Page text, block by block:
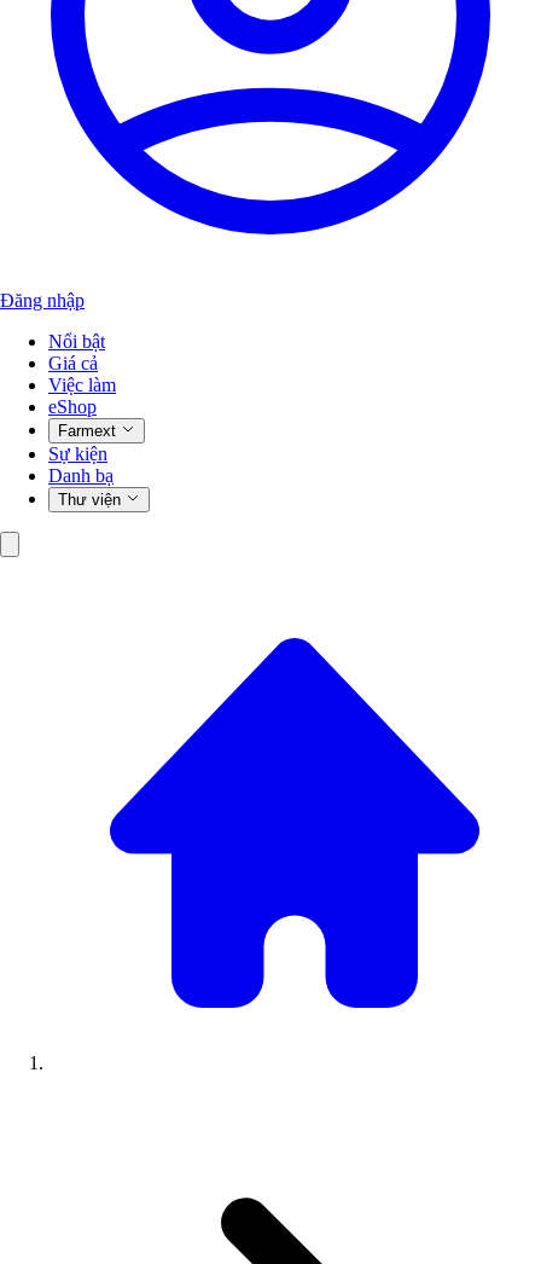
Đăng nhập
Nổi bật
Giá cả
Việc làm
eShop
Farmext
Sự kiện
Danh bạ
Thư viện